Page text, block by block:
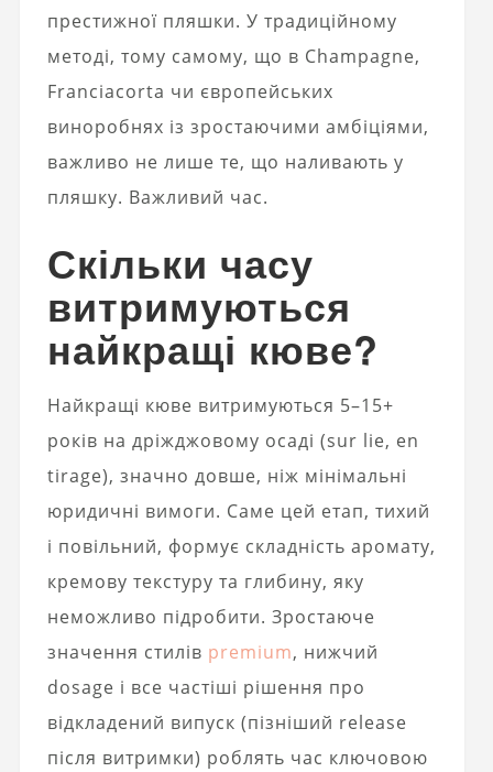
престижної пляшки. У традиційному
методі, тому самому, що в Champagne,
Franciacorta чи європейських
виноробнях із зростаючими амбіціями,
важливо не лише те, що наливають у
пляшку. Важливий час.
Скільки часу
витримуються
найкращі кюве?
Найкращі кюве витримуються 5–15+
років на дріжджовому осаді (sur lie, en
tirage), значно довше, ніж мінімальні
юридичні вимоги. Саме цей етап, тихий
і повільний, формує складність аромату,
кремову текстуру та глибину, яку
неможливо підробити. Зростаюче
значення стилів premium, нижчий
dosage і все частіші рішення про
відкладений випуск (пізніший release
після витримки) роблять час ключовою